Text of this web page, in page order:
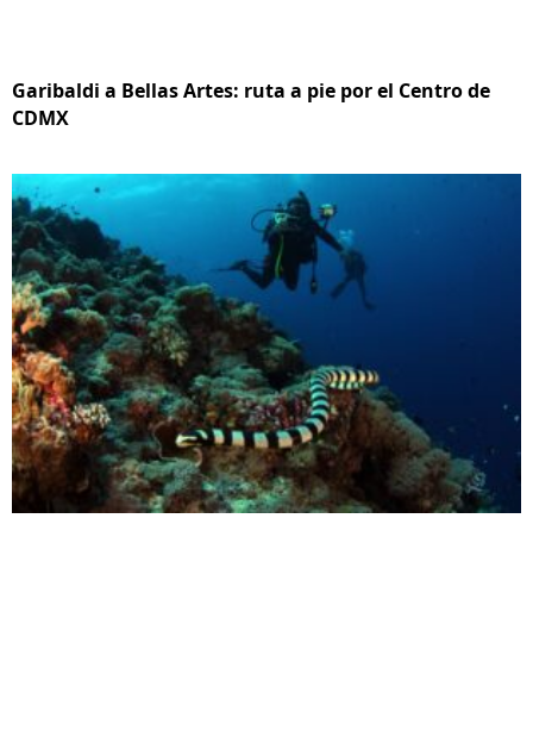
Garibaldi a Bellas Artes: ruta a pie por el Centro de
CDMX